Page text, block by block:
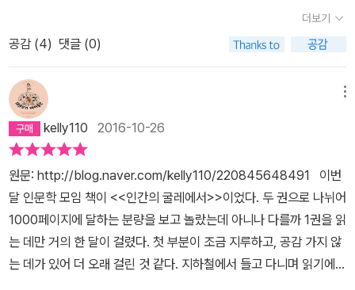
사람이 자기 몰래 만날 계획을 세웠을지 모른다고 생각했다. 자꾸 둘
결국 필립은 자기 친구인 그리피스에게 밀드레드를 빼앗기고 만다.
제일 속이 상했던 점은 그리피스의 배반이었다. ---------- <인간
의 굴레에서 2>, 111쪽. ---------- 필립은 고통스러워한다. 이렇게
밀드레드를 택했기 때문이다. 안전한 행복을 버리고 불안전한 행복을
택했기 때문이다. “노라와 행복해지고 싶기보다 밀드레드와 불행해
지고 싶은 것이다.”라고 자신의 마음을 정리하지 않았던가. 필립은 다
시 똑같은 상황에 처한다고 해도 똑같은 선택을 하게 되리라. 왜냐하
면 인간을 움직이게 하는 것은 현명한 판단을 할 수 있는 이성이 아니
으로 살 수 있을 정도는 있어야지. 나는 말이야, 글을 쓰건 그림을 그
리건 예술하는 사람이 먹고 사는 일을 자기 예술에만 의존한다면 그
런 사람을 정말 가련하게 보네.” (p.414~415)
은 위선자가 아니면 바보야. 돈이란 제 육감과 같아. 그게 없이는 다른
오감을 제대로 사용할 수가 없지. 적정한 수입이 없으면 인생의 가능
성 가운데 절반은 막혀버리네. 딱 한 가지 조심해야 할 것은 한푼 벌면
한푼이상 쓰지 않아야 한다는 거야. 예술가에겐 가난이 제일 좋은 채
찍이 된다는 말들을 하잖나. 그렇게 말하는 사람들은 가난의 쓰라림
을 직접 겪어보지 못해서 그래. 가난이 사람을 얼마나 천하게 만드는
지 몰라. 사람을 끝없이 비굴하게 만드네. 사람의 날개를 꺾어버리고,
암처럼 사람의 영혼을 좀먹어 들어가지. 부자가 되어야 한다는 건 아
니야. 하지만 적어도 품위를 유지할 수 있는 정도, 방해받지 않고 일을
할 수 있고, 너그럽고 솔직할 수 있을 정도, 그리고 독립적으로 살 수
있을 정도는 있어야지. 나는 말이야, 글을 쓰건 그림을 그리건 예술하
는 사람이 먹고 사는 일을 자기 예술에만 의존한다면 그런 사람을 정
개 짐작할 수 있다는 것이었다. 그러고 보면 사람이란 생각하는대로
행동하는 것이 아니라 자지가 되어먹은 대로 생각하는 것 같기만 하
다. 사람은 저마다 철학자이며, 과거의 위대한 인물들이 세워놓은 정
교한 사상 체계라는 것도 그것을 쓴 본인들에게만 의미가 있을 뿐이
다. 중요한 것은 요컨대 자기가 어떤 사람인가를 발견하는 일이며, 그
리고 나면 철학 체계는 저절로 형성되어 나왔던 것이다. p431엇, 밑
줄긋기 기능이 없어졌나?
떻게 죽나보자. 란 마음이 된다. 신의 마음이 이런걸까.몸은 대단한 이
야기꾼이다.그가 써내려가는 이야기가너무 싫고 짜증나는데도피할
수가 없다.타고난 이야기꾼이다.인간의 굴레 속에서, 인간을 경멸하
게 만들고 어쩔수없이 가여워하게 만든다.첫문장,희끄무레하게 날이
밝았다.
더보기
공감 (4) 댓글 (0)
kelly110 2016-10-26
원문: http://blog.naver.com/kelly110/220845648491 이번
달 인문학 모임 책이 <<인간의 굴레에서>>이었다. 두 권으로 나뉘어
1000페이지에 달하는 분량을 보고 놀랐는데 아니나 다를까 1권을 읽
는 데만 거의 한 달이 걸렸다. 첫 부분이 조금 지루하고, 공감 가지 않
는 데가 있어 더 오래 걸린 것 같다. 지하철에서 들고 다니며 읽기에